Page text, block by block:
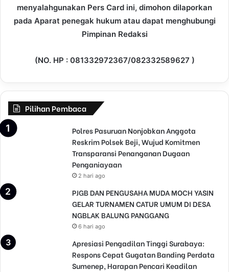
menyalahgunakan Pers Card ini, dimohon dilaporkan
pada Aparat penegak hukum atau dapat menghubungi
Pimpinan Redaksi
(NO. HP : 081332972367/082332589627 )
Pilihan Pembaca
Polres Pasuruan Nonjobkan Anggota
Reskrim Polsek Beji, Wujud Komitmen
Transparansi Penanganan Dugaan
Penganiayaan
2 hari ago
PJGB DAN PENGUSAHA MUDA MOCH YASIN
GELAR TURNAMEN CATUR UMUM DI DESA
NGBLAK BALUNG PANGGANG
6 hari ago
Apresiasi Pengadilan Tinggi Surabaya:
Respons Cepat Gugatan Banding Perdata
Sumenep, Harapan Pencari Keadilan